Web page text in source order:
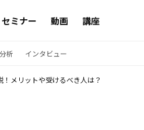
セミナー 動画 講座
析 インタビュー
メリットや受けるべき人は？